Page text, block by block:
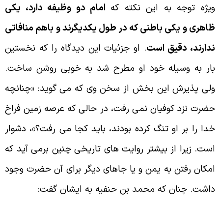
توجه به اين نكته كهامام دو وظيفه دارد، يكى
و يكى باطنى كه در طول يكديگرند و باهم منافاتى
دقيق است. او جزئيات اين ديدگاه را كه نخستين
به وسيله خود او مطرح شد به خوبى روشن ساخت.
پذيرش اين بخش از سخن وى كه مى گويد: «چنانچه
نزد كوفيان نمى رفت، در حالى كه عرصه زمين فراخ
را بر او تنگ كرده بودند، بايد كجا مى رفت؟»، دشوار
زيرا از بيشتر روايت هاى تاريخى چنين برمى آيد كه
رفتن به يمن و يا جاهاى ديگر براى آن حضرت وجود
چنان كه محمد بن حنفيه به ايشان گفت: